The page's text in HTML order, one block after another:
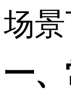
场
一